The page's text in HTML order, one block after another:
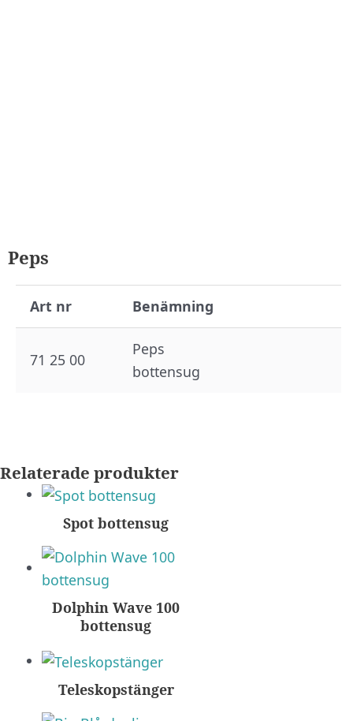
Peps
Art nr Benämning
71 25 00
Peps
bottensug
Relaterade produkter
Spot bottensug
Dolphin Wave 100
bottensug
Teleskopstänger